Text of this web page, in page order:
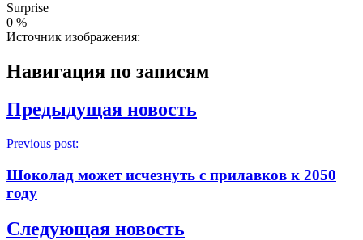
Surprise
0 %
Источник изображения:
Навигация по записям
Предыдущая новость
Previous post:
Шоколад может исчезнуть с прилавков к 2050
году
Следующая новость